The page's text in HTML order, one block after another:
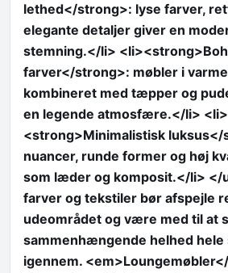
lethed</strong>: lyse farver,
elegante detaljer giver en
stemning.</li>
farver</strong>: møbler i
kombineret med tæpper og
en legende atmosfære.</li> <li>
<strong>Minimalistisk
nuancer, runde former og høj
som læder og komposit.</li> </
farver og tekstiler bør afspejle
udeområdet og være med til at
sammenhængende helhed
igennem.